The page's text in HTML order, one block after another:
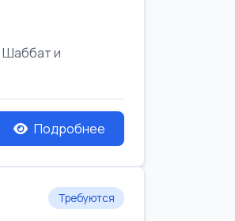
Шаббат и
Подробнее
Требуются